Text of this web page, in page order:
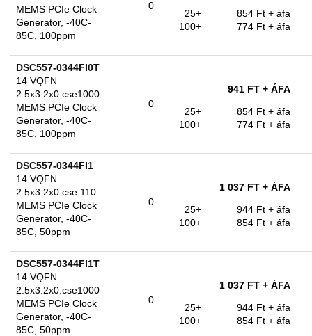
MEMS PCIe Clock
Generator, -40C-
85C, 100ppm
0
25+
854 Ft + áfa
100+
774 Ft + áfa
DSC557-0344FI0T
14 VQFN
2.5x3.2x0.cse1000
MEMS PCIe Clock
Generator, -40C-
85C, 100ppm
0
941 FT + ÁFA
25+
854 Ft + áfa
100+
774 Ft + áfa
DSC557-0344FI1
14 VQFN
2.5x3.2x0.cse 110
MEMS PCIe Clock
Generator, -40C-
85C, 50ppm
0
1 037 FT + ÁFA
25+
944 Ft + áfa
100+
854 Ft + áfa
DSC557-0344FI1T
14 VQFN
2.5x3.2x0.cse1000
MEMS PCIe Clock
Generator, -40C-
85C, 50ppm
0
1 037 FT + ÁFA
25+
944 Ft + áfa
100+
854 Ft + áfa